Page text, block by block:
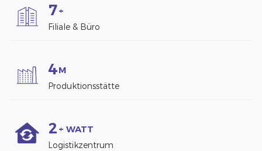
7+
Filiale & Büro
4M
Produktionsstätte
2 + WATT
Logistikzentrum